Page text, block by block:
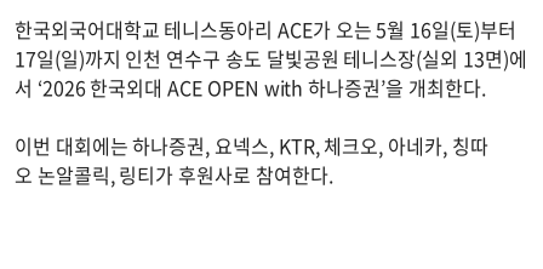
한국외국어대학교 테니스동아리 ACE가 오는 5월 16일(토)부터
17일(일)까지 인천 연수구 송도 달빛공원 테니스장(실외 13면)에
서 ‘2026 한국외대 ACE OPEN with 하나증권’을 개최한다.
이번 대회에는 하나증권, 요넥스, KTR, 체크오, 아네카, 칭따
오 논알콜릭, 링티가 후원사로 참여한다.